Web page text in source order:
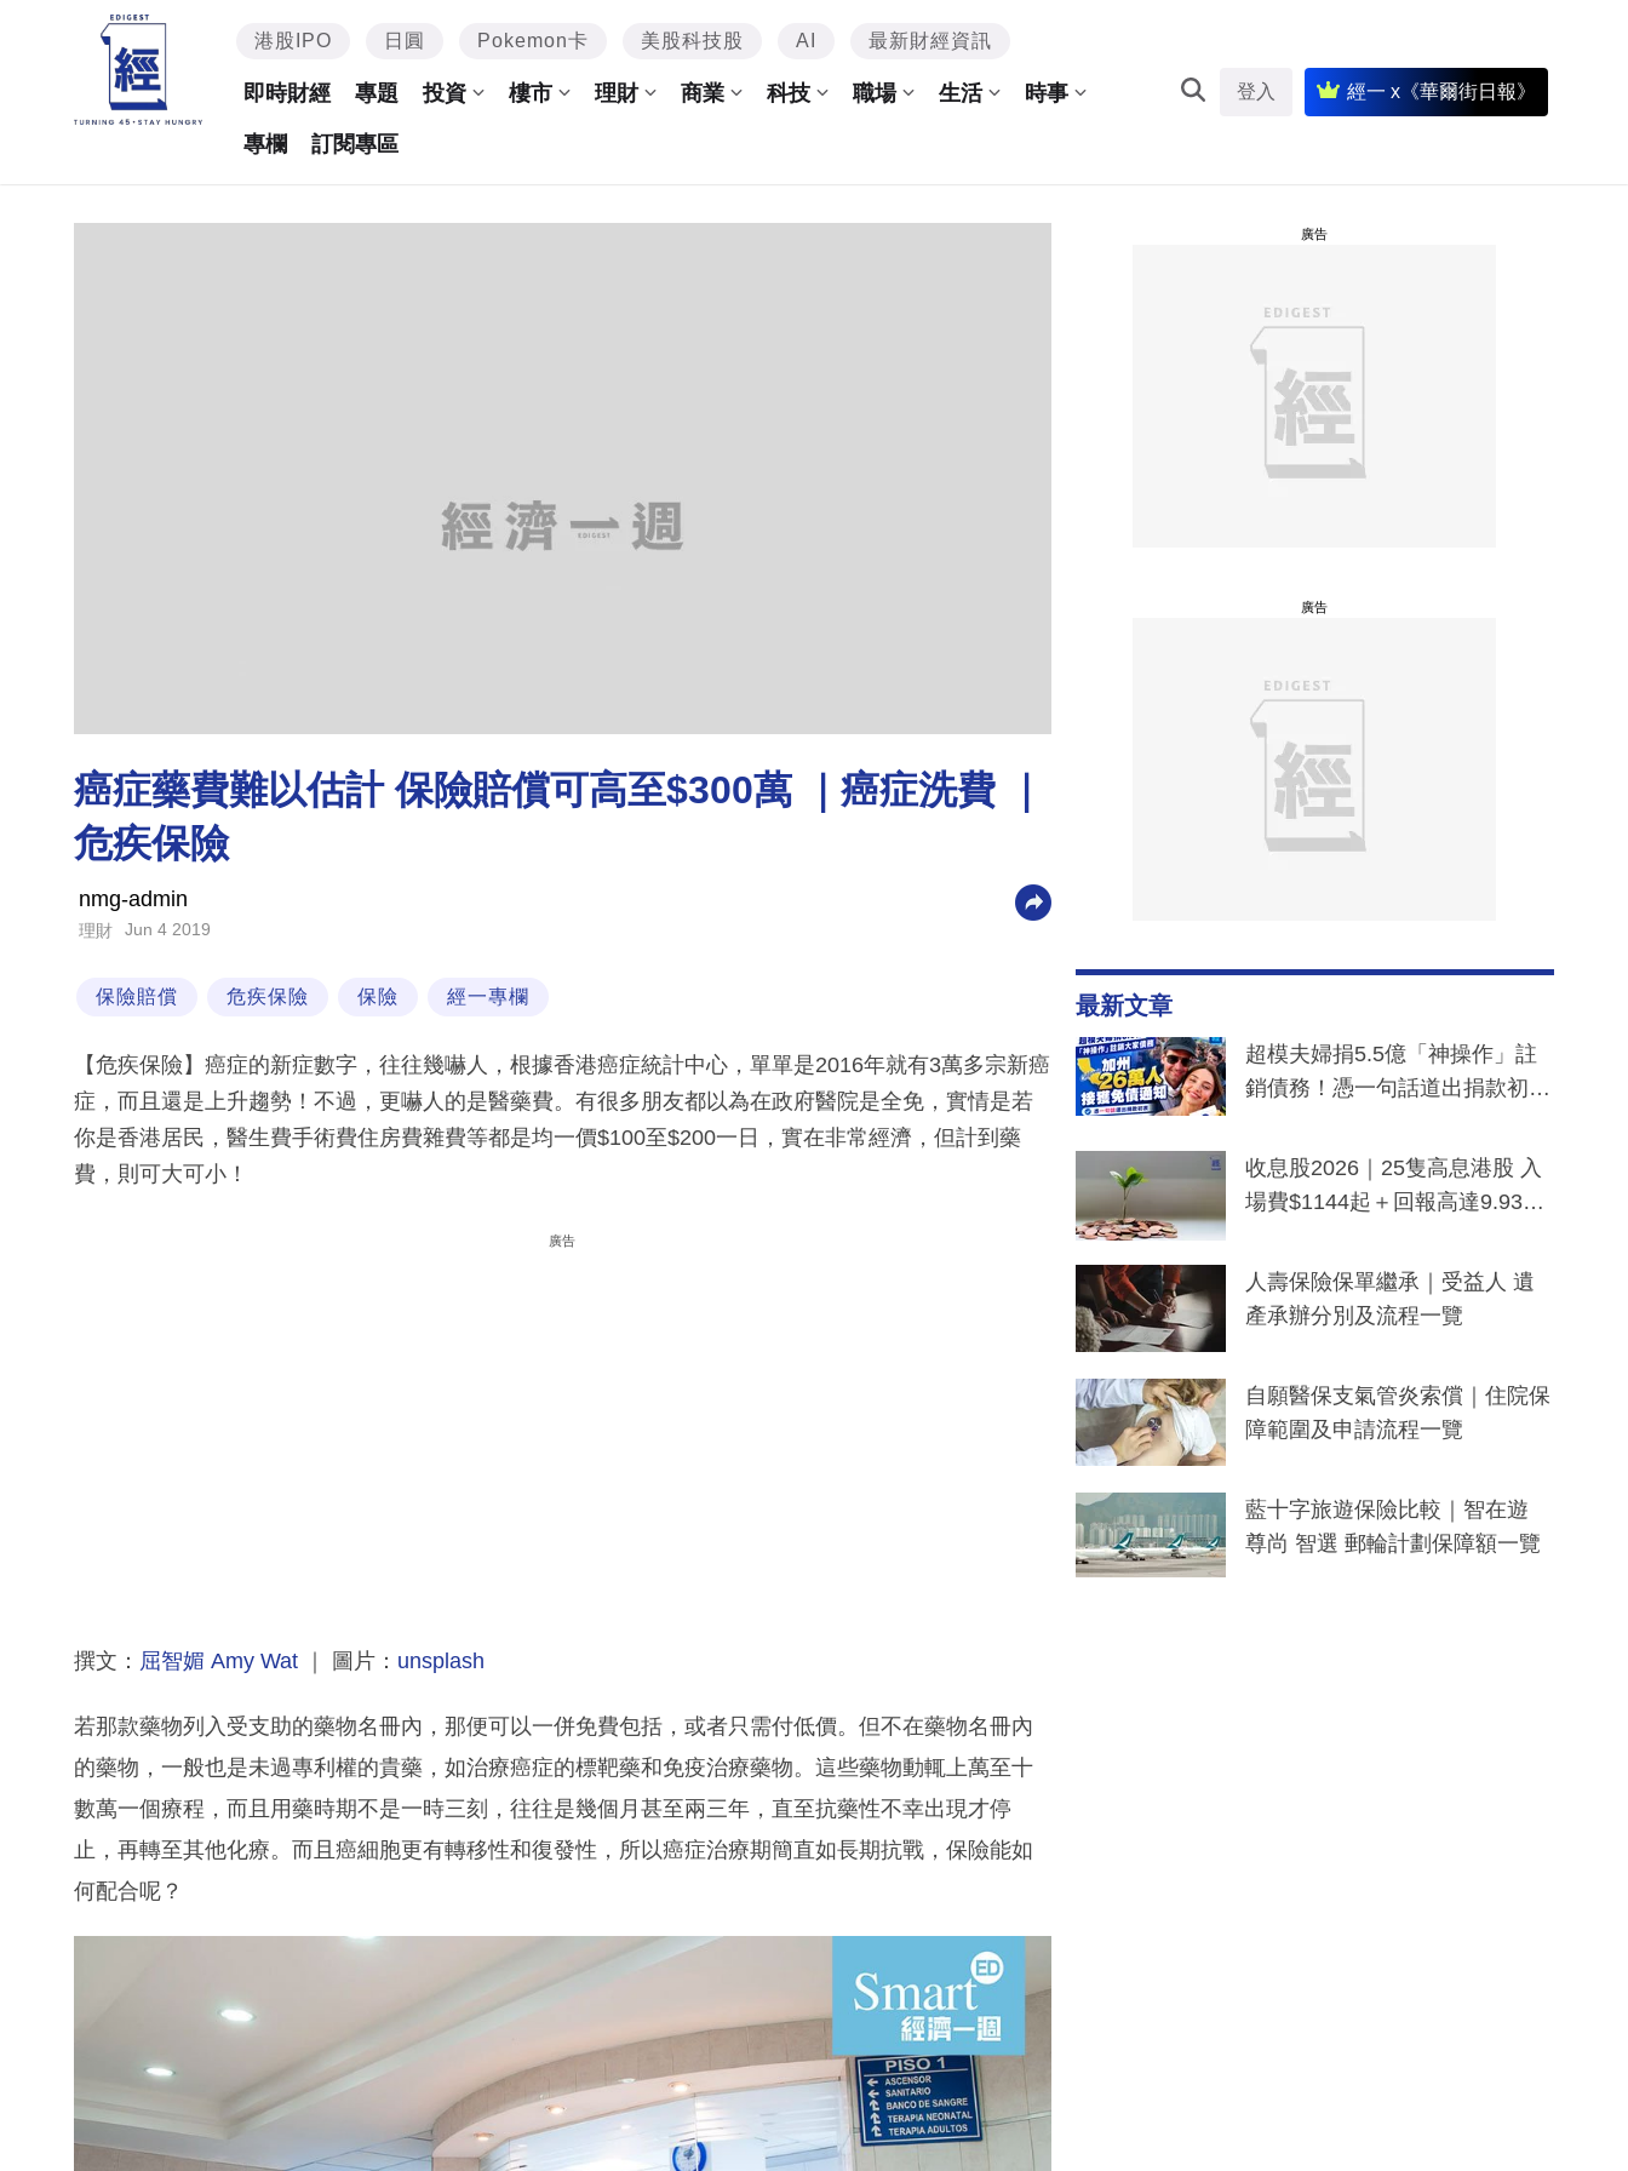
港股IPO 日圓 Pokemon卡 美股科技股 AI 最新財經資訊
即時財經 專題 投資 樓市 理財 商業 科技 職場 生活 時事
專欄 訂閱專區
登入 經一 x《華爾街日報》
癌症藥費難以估計 保險賠償可高至$300萬 ｜癌症洗費 ｜
危疾保險
nmg-admin
理財 Jun 4 2019
保險賠償 危疾保險 保險 經一專欄
【危疾保險】癌症的新症數字，往往幾嚇人，根據香港癌症統計中心，單單是2016年就有3萬多宗新癌
症，而且還是上升趨勢！不過，更嚇人的是醫藥費。有很多朋友都以為在政府醫院是全免，實情是若
你是香港居民，醫生費手術費住房費雜費等都是均一價$100至$200一日，實在非常經濟，但計到藥
費，則可大可小！
廣告
撰文： 屈智媚 Amy Wat ｜ 圖片： unsplash
若那款藥物列入受支助的藥物名冊內，那便可以一併免費包括，或者只需付低價。但不在藥物名冊內
的藥物，一般也是未過專利權的貴藥，如治療癌症的標靶藥和免疫治療藥物。這些藥物動輒上萬至十
數萬一個療程，而且用藥時期不是一時三刻，往往是幾個月甚至兩三年，直至抗藥性不幸出現才停
止，再轉至其他化療。而且癌細胞更有轉移性和復發性，所以癌症治療期簡直如長期抗戰，保險能如
何配合呢？
廣告
廣告
最新文章
超模夫婦捐5.5億「神操作」註
銷債務！憑一句話道出捐款初
一度被誤當詐騙手段
收息股2026｜25隻高息港股 入
場費$1144起＋回報高達9.93
人壽保險保單繼承｜受益人 遺
產承辦分別及流程一覽
自願醫保支氣管炎索償｜住院保
障範圍及申請流程一覽
藍十字旅遊保險比較｜智在遊
尊尚 智選 郵輪計劃保障額一覽